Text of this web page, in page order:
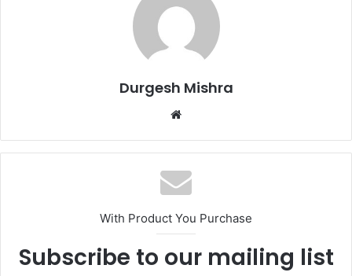
Durgesh Mishra
Website
With Product You Purchase
Subscribe to our mailing list